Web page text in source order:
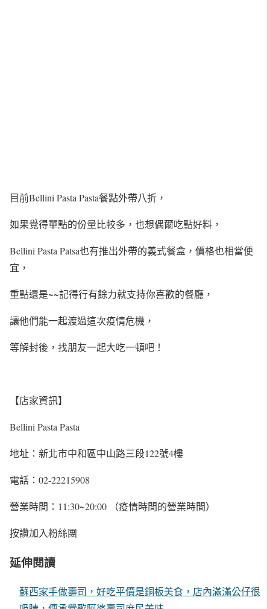
目前Bellini Pasta Pasta餐點外帶八折，
如果覺得單點的份量比較多，也想偶爾吃點好料，
Bellini Pasta Patsa也有推出外帶的義式餐盒，價格也相當便
宜，
重點還是~~記得行有餘力就支持你喜歡的餐廳，
讓他們能一起渡過這次疫情危機，
等解封後，找朋友一起大吃一頓吧！
【店家資訊】
Bellini Pasta Pasta
地址：新北市中和區中山路三段122號4樓
電話：02-22215908
營業時間：11:30~20:00 （疫情時間的營業時間）
按讚加入粉絲團
延伸閱讀
蘇西家手做壽司，好吃平價是銅板美食，店內滿滿公仔很